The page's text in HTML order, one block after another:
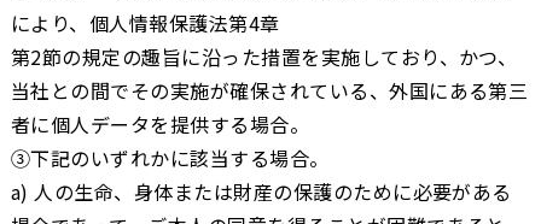
により、個人情報保護法第4章
第2節の規定の趣旨に沿った措置を実施しており、かつ、
当社との間でその実施が確保されている、外国にある第三
者に個人データを提供する場合。
③下記のいずれかに該当する場合。
a) 人の生命、身体または財産の保護のために必要がある